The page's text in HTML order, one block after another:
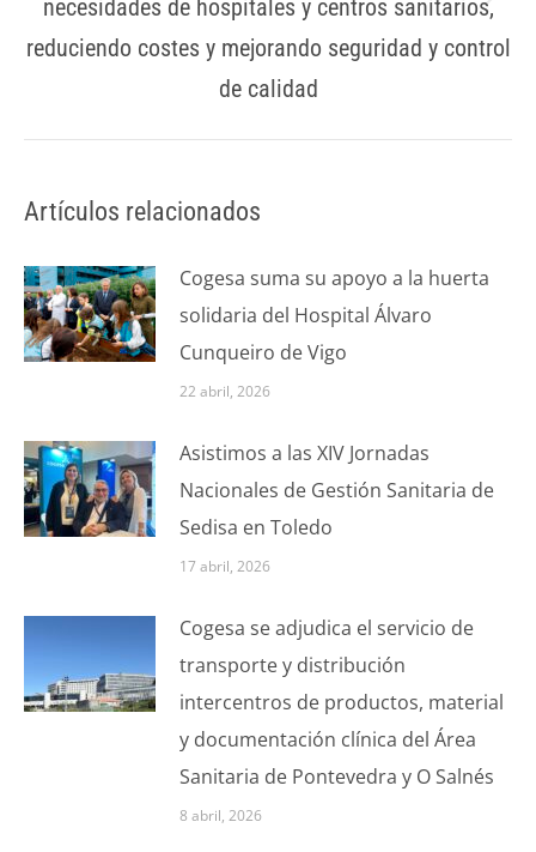
necesidades de hospitales y centros sanitarios,
reduciendo costes y mejorando seguridad y control
de calidad
Artículos relacionados
Cogesa suma su apoyo a la huerta
solidaria del Hospital Álvaro
Cunqueiro de Vigo
22 abril, 2026
Asistimos a las XIV Jornadas
Nacionales de Gestión Sanitaria de
Sedisa en Toledo
17 abril, 2026
Cogesa se adjudica el servicio de
transporte y distribución
intercentros de productos, material
y documentación clínica del Área
Sanitaria de Pontevedra y O Salnés
8 abril, 2026